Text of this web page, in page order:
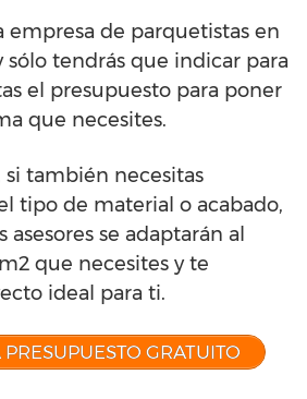
empresa de parquetistas en
sólo tendrás que indicar para
el presupuesto para poner
que necesites.
si también necesitas
tipo de material o acabado,
asesores se adaptarán al
que necesites y te
ideal para ti.
GRATUITO